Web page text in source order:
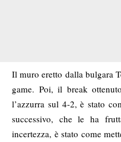
Il muro eretto dalla bulgara
game. Poi, il break
l’azzurra sul 4-2, è stato
successivo, che le ha
incertezza, è stato come